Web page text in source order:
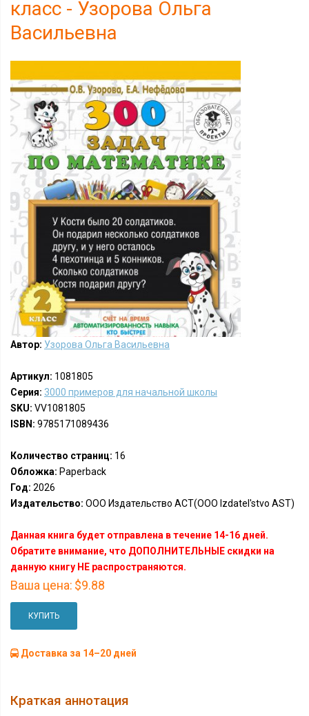
класс - Узорова Ольга
Васильевна
Автор: Узорова Ольга Васильевна
Артикул: 1081805
Серия: 3000 примеров для начальной школы
SKU: VV1081805
ISBN: 9785171089436
Количество страниц: 16
Обложка: Paperback
Год: 2026
Издательство: ООО Издательство АСТ(OOO Izdatel'stvo AST)
Данная книга будет отправлена в течение 14-16 дней.
Обратите внимание, что ДОПОЛНИТЕЛЬНЫЕ скидки на
данную книгу НЕ распространяются.
Ваша цена: $9.88
КУПИТЬ
Доставка за 14–20 дней
Краткая аннотация